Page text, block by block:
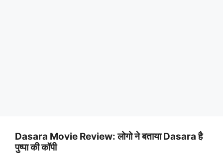
Dasara Movie Review: लोगो ने बताया Dasara है
पुष्पा की कॉपी